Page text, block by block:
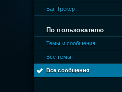
Баг-Трекер
По пользователю
Темы и сообщения
Все темы
Все сообщения